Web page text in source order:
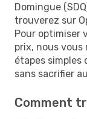
Domingue
trouverez sur
Pour optimiser
prix, nous vous
étapes
sans sacrifier
Comment